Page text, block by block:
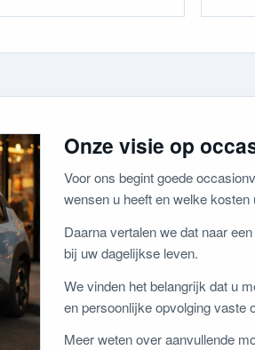
Onze visie op
Voor ons begint goede
wensen u heeft en welke kosten
Daarna vertalen we dat naar
bij uw dagelijkse leven.
We vinden het belangrijk dat u
en persoonlijke opvolging vaste
Meer weten over aanvullende